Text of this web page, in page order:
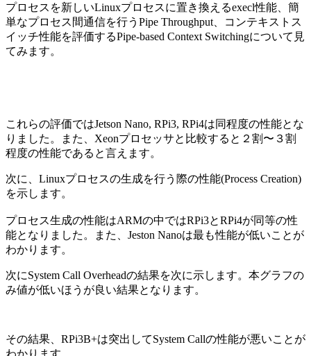
プロセスを新しいLinuxプロセスに置き換えるexecl性能、簡
単なプロセス間通信を行うPipe Throughput、コンテキストス
イッチ性能を評価するPipe-based Context Switchingについて見
てみます。
これらの評価ではJetson Nano, RPi3, RPi4は同程度の性能とな
りました。また、Xeonプロセッサと比較すると２割〜３割
程度の性能であると言えます。
次に、Linuxプロセスの生成を行う際の性能(Process Creation)
を示します。
プロセス生成の性能はARMの中ではRPi3とRPi4が同等の性
能となりました。また、Jeston Nanoは最も性能が低いことが
わかります。
次にSystem Call Overheadの結果を次に示します。本グラフの
み値が低いほうが良い結果となります。
その結果、RPi3B+は突出してSystem Callの性能が悪いことが
わかります。